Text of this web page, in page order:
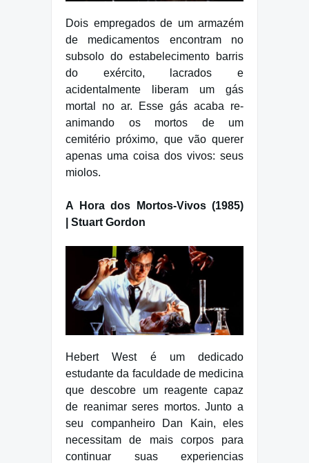
Dois empregados de um armazém
de medicamentos encontram no
subsolo do estabelecimento barris
do exército, lacrados e
acidentalmente liberam um gás
mortal no ar. Esse gás acaba re-
animando os mortos de um
cemitério próximo, que vão querer
apenas uma coisa dos vivos: seus
miolos.
A Hora dos Mortos-Vivos (1985)
| Stuart Gordon
Hebert West é um dedicado
estudante da faculdade de medicina
que descobre um reagente capaz
de reanimar seres mortos. Junto a
seu companheiro Dan Kain, eles
necessitam de mais corpos para
continuar suas experiencias